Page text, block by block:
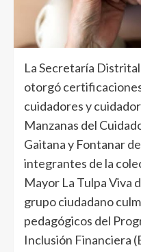
La Secretaría
otorgó
cuidadores y
Manzanas del
Gaitana y Fontanar
integrantes de la
Mayor La Tulpa Viva
grupo ciudadano
pedagógicos del
Inclusión Financiera